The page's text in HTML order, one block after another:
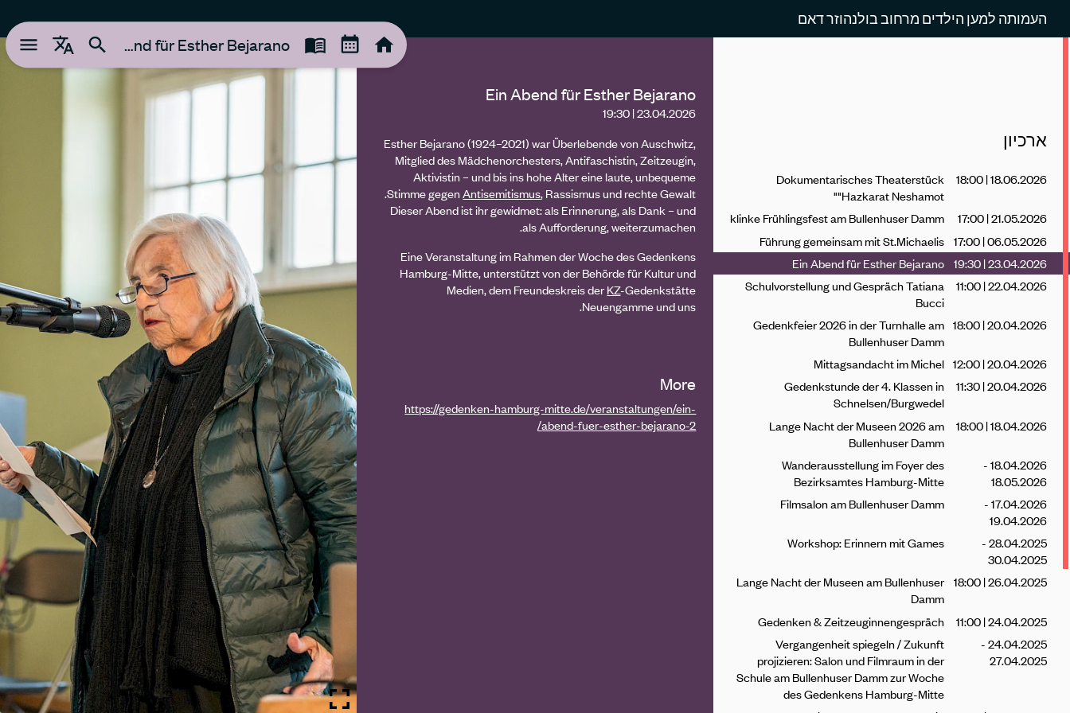
העמותה למען הילדים מרחוב בולנהוזר דאם
Ein Abend für Esther Bejarano
Ein Abend für Esther Bejarano
23.04.2026 | 19:30
Esther Bejarano (1924–2021) war Überlebende von Auschwitz,
Mitglied des Mädchenorchesters, Antifaschistin, Zeitzeugin,
Aktivistin – und bis ins hohe Alter eine laute, unbequeme
Stimme gegenAntisemitismus, Rassismus und rechte Gewalt.
Dieser Abend ist ihr gewidmet: als Erinnerung, als Dank – und
als Aufforderung, weiterzumachen.
Eine Veranstaltung im Rahmen der Woche des Gedenkens
Hamburg-Mitte, unterstützt von der Behörde für Kultur und
Medien, dem Freundeskreis derKZ-Gedenkstätte
Neuengamme und uns.
More
https://gedenken-hamburg-mitte.de/veranstaltungen/ein-
abend-fuer-esther-bejarano-2/
ארכיון
18.06.2026 | 18:00
Dokumentarisches Theaterstück
"Hazkarat Neshamot"
21.05.2026 | 17:00
klinke Frühlingsfest am Bullenhuser Damm
06.05.2026 | 17:00
Führung gemeinsam mit St.Michaelis
23.04.2026 | 19:30
Ein Abend für Esther Bejarano
22.04.2026 | 11:00
Schulvorstellung und Gespräch Tatiana
Bucci
20.04.2026 | 18:00
Gedenkfeier 2026 in der Turnhalle am
Bullenhuser Damm
20.04.2026 | 12:00
Mittagsandacht im Michel
20.04.2026 | 11:30
Gedenkstunde der 4. Klassen in
Schnelsen/Burgwedel
18.04.2026 | 18:00
Lange Nacht der Museen 2026 am
Bullenhuser Damm
18.04.2026 -
18.05.2026
Wanderausstellung im Foyer des
Bezirksamtes Hamburg-Mitte
17.04.2026 -
19.04.2026
Filmsalon am Bullenhuser Damm
28.04.2025 -
30.04.2025
Workshop: Erinnern mit Games
26.04.2025 | 18:00
Lange Nacht der Museen am Bullenhuser
Damm
24.04.2025 | 11:00
Gedenken & Zeitzeuginnengespräch
24.04.2025 -
27.04.2025
Vergangenheit spiegeln / Zukunft
projizieren: Salon und Filmraum in der
Schule am Bullenhuser Damm zur Woche
des Gedenkens Hamburg-Mitte